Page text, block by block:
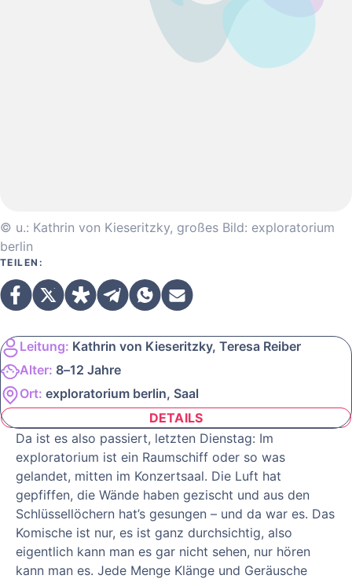
© u.: Kathrin von Kieseritzky, großes Bild: exploratorium
berlin
TEILEN:
Leitung: Kathrin von Kieseritzky, Teresa Reiber
Alter: 8–12 Jahre
Ort: exploratorium berlin, Saal
DETAILS
Da ist es also passiert, letzten Dienstag: Im
exploratorium ist ein Raumschiff oder so was
gelandet, mitten im Konzertsaal. Die Luft hat
gepfiffen, die Wände haben gezischt und aus den
Schlüssellöchern hat’s gesungen – und da war es. Das
Komische ist nur, es ist ganz durchsichtig, also
eigentlich kann man es gar nicht sehen, nur hören
kann man es. Jede Menge Klänge und Geräusche